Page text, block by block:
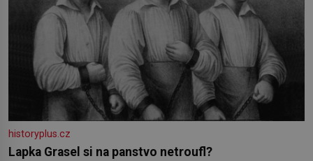
historyplus.cz
Lapka Grasel si na panstvo netroufl?